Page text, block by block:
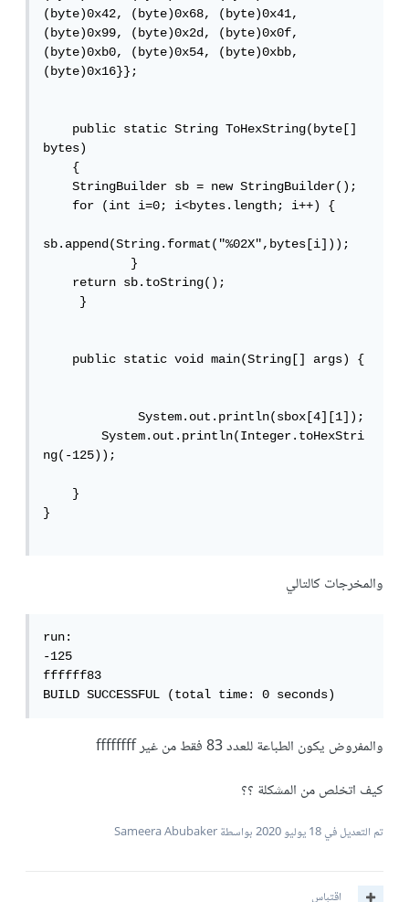
(byte)0x42, (byte)0x68, (byte)0x41,
(byte)0x99, (byte)0x2d, (byte)0x0f,
(byte)0xb0, (byte)0x54, (byte)0xbb,
(byte)0x16}};
    public static String ToHexString(byte[]
bytes)
    {
    StringBuilder sb = new StringBuilder();
    for (int i=0; i<bytes.length; i++) {
sb.append(String.format("%02X",bytes[i]));
            }
    return sb.toString();
     }
    public static void main(String[] args) {
             System.out.println(sbox[4][1]);
	System.out.println(Integer.toHexStri
ng(-125));
    }
}
والمخرجات كالتالي
run:
-125
ffffff83
BUILD SUCCESSFUL (total time: 0 seconds)
والمفروض يكون الطباعة للعدد 83 فقط من غير ffffffff
كيف اتخلص من المشكلة ؟؟
تم التعديل في18 يوليو 2020 بواسطة Sameera Abubaker
اقتباس